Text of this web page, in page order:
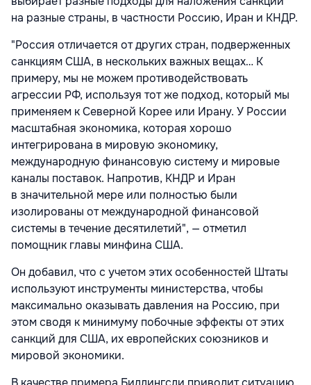
на разные страны, в частности Россию, Иран и КНДР.
"Россия отличается от других стран, подверженных
санкциям США, в нескольких важных вещах… К
примеру, мы не можем противодействовать
агрессии РФ, используя тот же подход, который мы
применяем к Северной Корее или Ирану. У России
масштабная экономика, которая хорошо
интегрирована в мировую экономику,
международную финансовую систему и мировые
каналы поставок. Напротив, КНДР и Иран
в значительной мере или полностью были
изолированы от международной финансовой
системы в течение десятилетий", — отметил
помощник главы минфина США.
Он добавил, что с учетом этих особенностей Штаты
используют инструменты министерства, чтобы
максимально оказывать давления на Россию, при
этом сводя к минимуму побочные эффекты от этих
санкций для США, их европейских союзников и
мировой экономики.